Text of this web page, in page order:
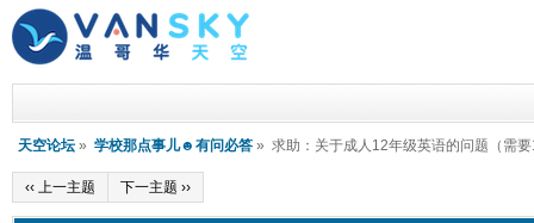
天空论坛 » 学校那点事儿☻有问必答 » 求助：关于成人12年级英语的问题（需
‹‹ 上一主题 下一主题 ››